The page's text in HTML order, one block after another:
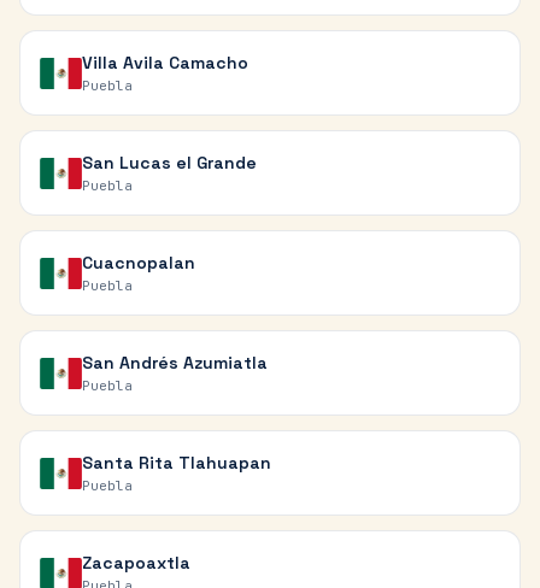
Villa Avila Camacho
Puebla
San Lucas el Grande
Puebla
Cuacnopalan
Puebla
San Andrés Azumiatla
Puebla
Santa Rita Tlahuapan
Puebla
Zacapoaxtla